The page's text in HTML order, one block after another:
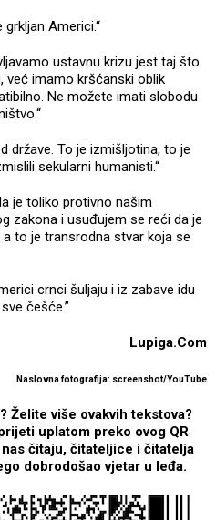
Americi.“
ustavnu krizu jest taj što
već imamo kršćanski oblik
Ne možete imati slobodu
države. To je izmišljotina, to je
sekularni humanisti.“
je toliko protivno našim
zakona i usuđujem se reći da je
to je transrodna stvar koja se
crnci šuljaju i iz zabave idu
češće.”
Lupiga.Com
Naslovna fotografija: screenshot/YouTube
Želite više ovakvih tekstova?
uplatom preko ovog QR
čitaju, čitateljice i čitatelja
dobrodošao vjetar u leđa.